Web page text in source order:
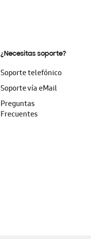
¿Necesitas soporte?
Soporte telefónico
Soporte vía eMail
Preguntas
Frecuentes